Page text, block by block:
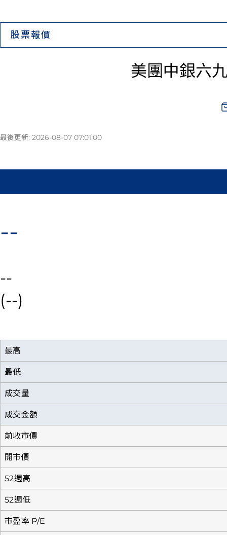
股票報價
美團中銀六
最後更新: 2026-08-07 07:01:00
--
--
(--)
最高
最低
成交量
成交金額
前收市價
開市價
52週高
52週低
市盈率 P/E